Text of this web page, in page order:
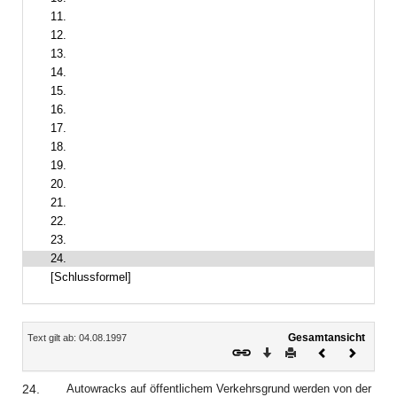
11.
12.
13.
14.
15.
16.
17.
18.
19.
20.
21.
22.
23.
24.
[Schlussformel]
Inhalt
Text gilt ab: 04.08.1997
Gesamtansicht
Download
DruckenVorheriges
24. Autowracks auf öffentlichem Verkehrsgrund werden von der